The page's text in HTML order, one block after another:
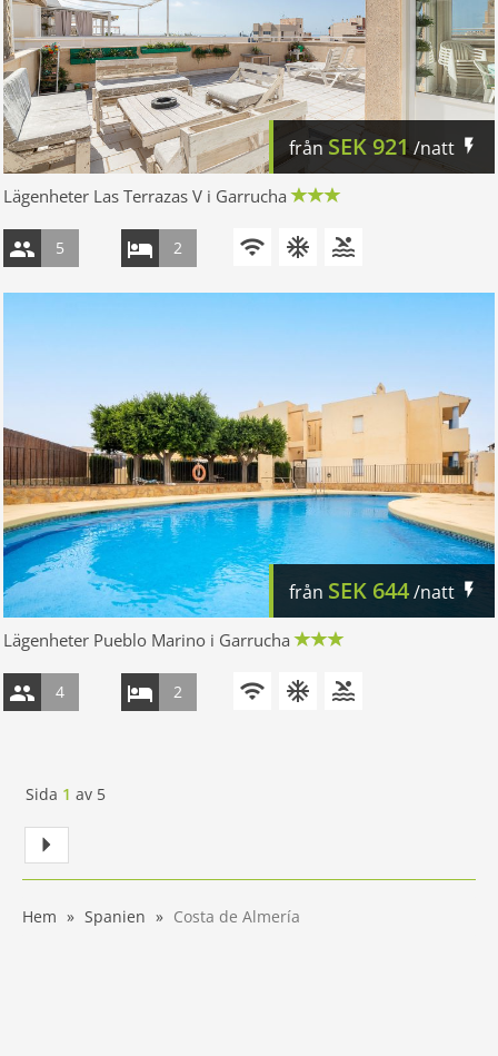
från SEK 921 /natt
Lägenheter Las Terrazas V i Garrucha
5 2
från SEK 644/natt
Lägenheter Pueblo Marino i Garrucha
4 2
Sida 1 av 5
Hem Spanien Costa de Almería